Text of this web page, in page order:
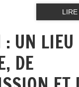
UN LIEU
DE